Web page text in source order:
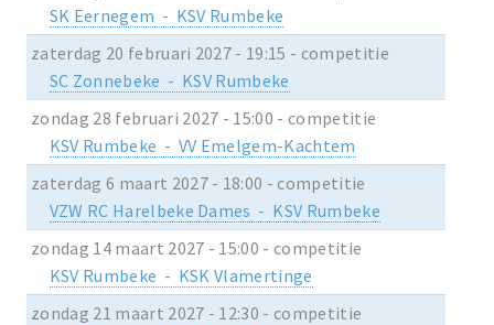
SK Eernegem - KSV Rumbeke
zaterdag 20 februari 2027 - 19:15 - competitie
SC Zonnebeke - KSV Rumbeke
zondag 28 februari 2027 - 15:00 - competitie
KSV Rumbeke - VV Emelgem-Kachtem
zaterdag 6 maart 2027 - 18:00 - competitie
VZW RC Harelbeke Dames - KSV Rumbeke
zondag 14 maart 2027 - 15:00 - competitie
KSV Rumbeke - KSK Vlamertinge
zondag 21 maart 2027 - 12:30 - competitie